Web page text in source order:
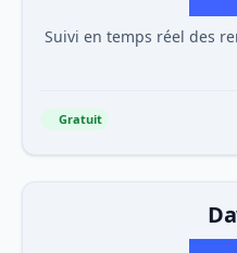
Suivi en temps réel des
Gratuit